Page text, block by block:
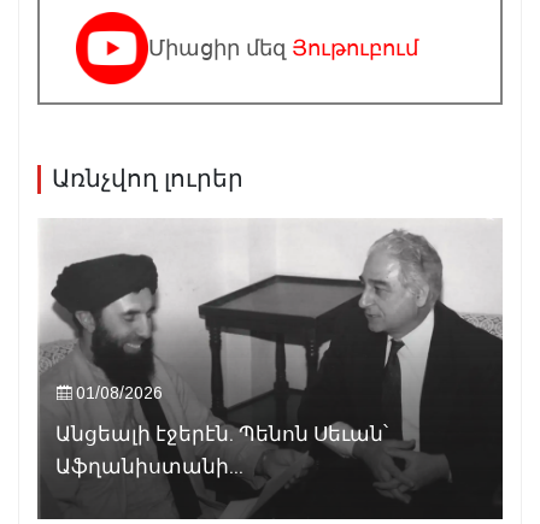
Միացիր մեզ Յութուբում
Առնչվող լուրեր
01/08/2026
Անցեալի էջերէն. Պենոն Սեւան՝
Աֆղանիստանի...